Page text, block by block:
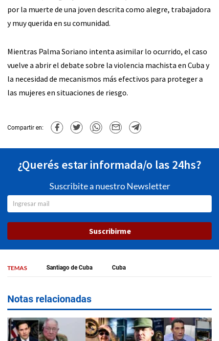
por la muerte de una joven descrita como alegre, trabajadora
y muy querida en su comunidad.
Mientras Palma Soriano intenta asimilar lo ocurrido, el caso
vuelve a abrir el debate sobre la violencia machista en Cuba y
la necesidad de mecanismos más efectivos para proteger a
las mujeres en situaciones de riesgo.
Compartir en:
¿Querés estar informada/o las 24hs?
Suscribite a nuestro Newsletter
Suscribirme
TEMAS Santiago de Cuba Cuba
Notas relacionadas